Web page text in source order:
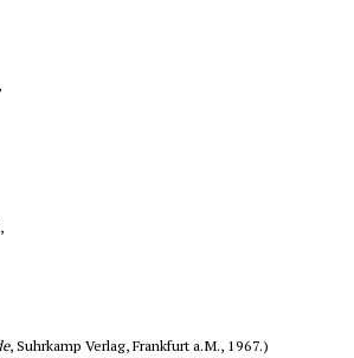
, Suhrkamp Verlag, Frankfurt a.M., 1967.)